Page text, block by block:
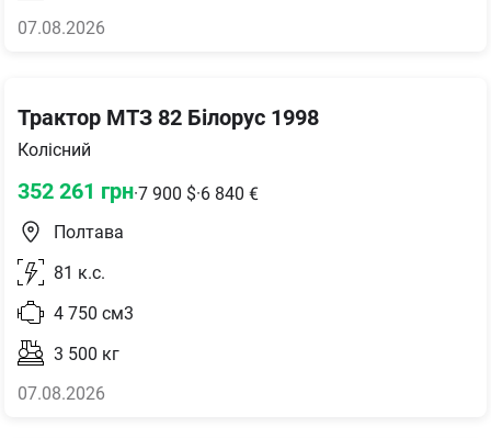
07.08.2026
Трактор МТЗ 82 Білорус 1998
Колісний
352 261 грн·7 900 $·6 840 €
Полтава
81 к.с.
4 750 см3
3 500 кг
07.08.2026